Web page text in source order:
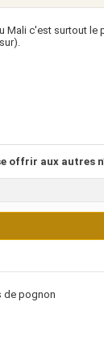
Mali c'est surtout
offrir aux autres
de pognon